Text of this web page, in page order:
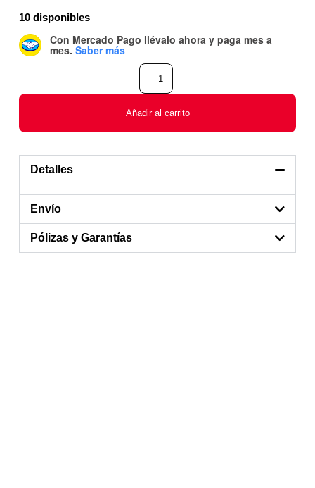
10 disponibles
Con Mercado Pago llévalo ahora y paga mes a
mes. Saber más
Añadir al carrito
Detalles
Envío
Pólizas y Garantías